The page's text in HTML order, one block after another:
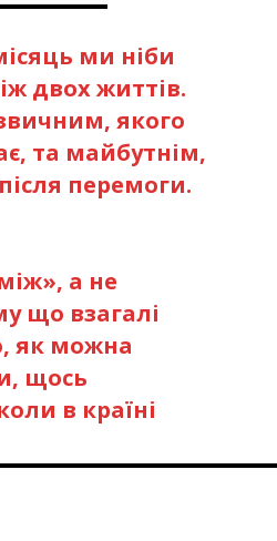
ми ніби
двох життів.
якого
та майбутнім,
перемоги.
а не
що взагалі
як можна
щось
в країні